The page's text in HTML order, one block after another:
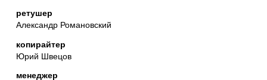
ретушер
Александр Романовский
копирайтер
Юрий Швецов
менеджер